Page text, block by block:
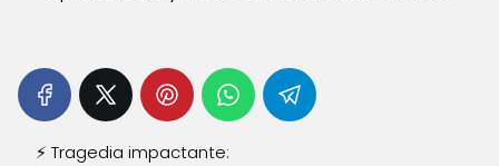
⚡ Tragedia impactante: